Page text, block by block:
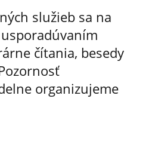
služieb sa na
čítania, besedy
organizujeme